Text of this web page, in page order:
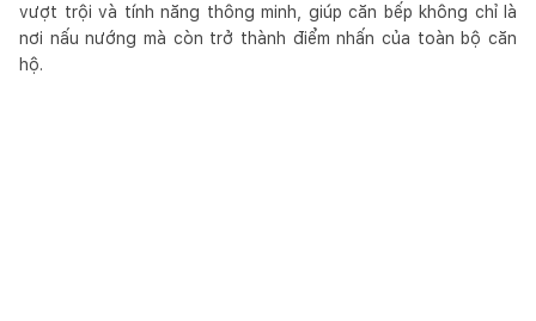
vượt trội và tính năng thông minh, giúp căn bếp không chỉ là
nơi nấu nướng mà còn trở thành điểm nhấn của toàn bộ căn
hộ.